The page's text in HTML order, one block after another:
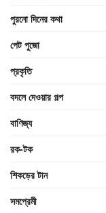
পুরনো দিনের কথা
পেট পুজো
প্রকৃতি
বদলে দেওয়ার গল্প
বাণিজ্য
রক-টক
শিকড়ের টান
সমপ্রেমী